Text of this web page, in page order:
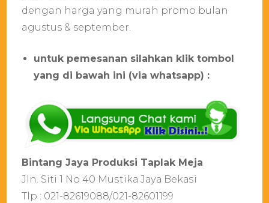
dengan harga yang murah promo bulan
agustus & september.
untuk pemesanan silahkan klik tombol
yang di bawah ini (via whatsapp) :
Bіntаng Jауа Prоdukѕі Tарlаk Mеја
Jln. Sіtі 1 Nо 40 Muѕtіkа Jауа Bеkаѕі
Tlр : 021-82619088/021-82601199